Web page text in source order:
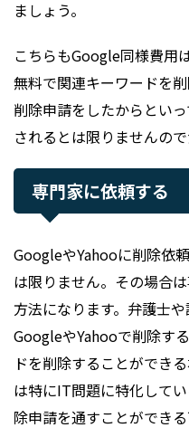
ましょう。
こちらもGoogle同様費用
無料で関連キーワードを
削除申請をしたからとい
されるとは限りませんので
専門家に依頼する
GoogleやYahooに削除依
は限りません。その場合
方法になります。弁護士
GoogleやYahooで削除す
ドを削除することができ
は特にIT問題に特化して
除申請を通すことができ